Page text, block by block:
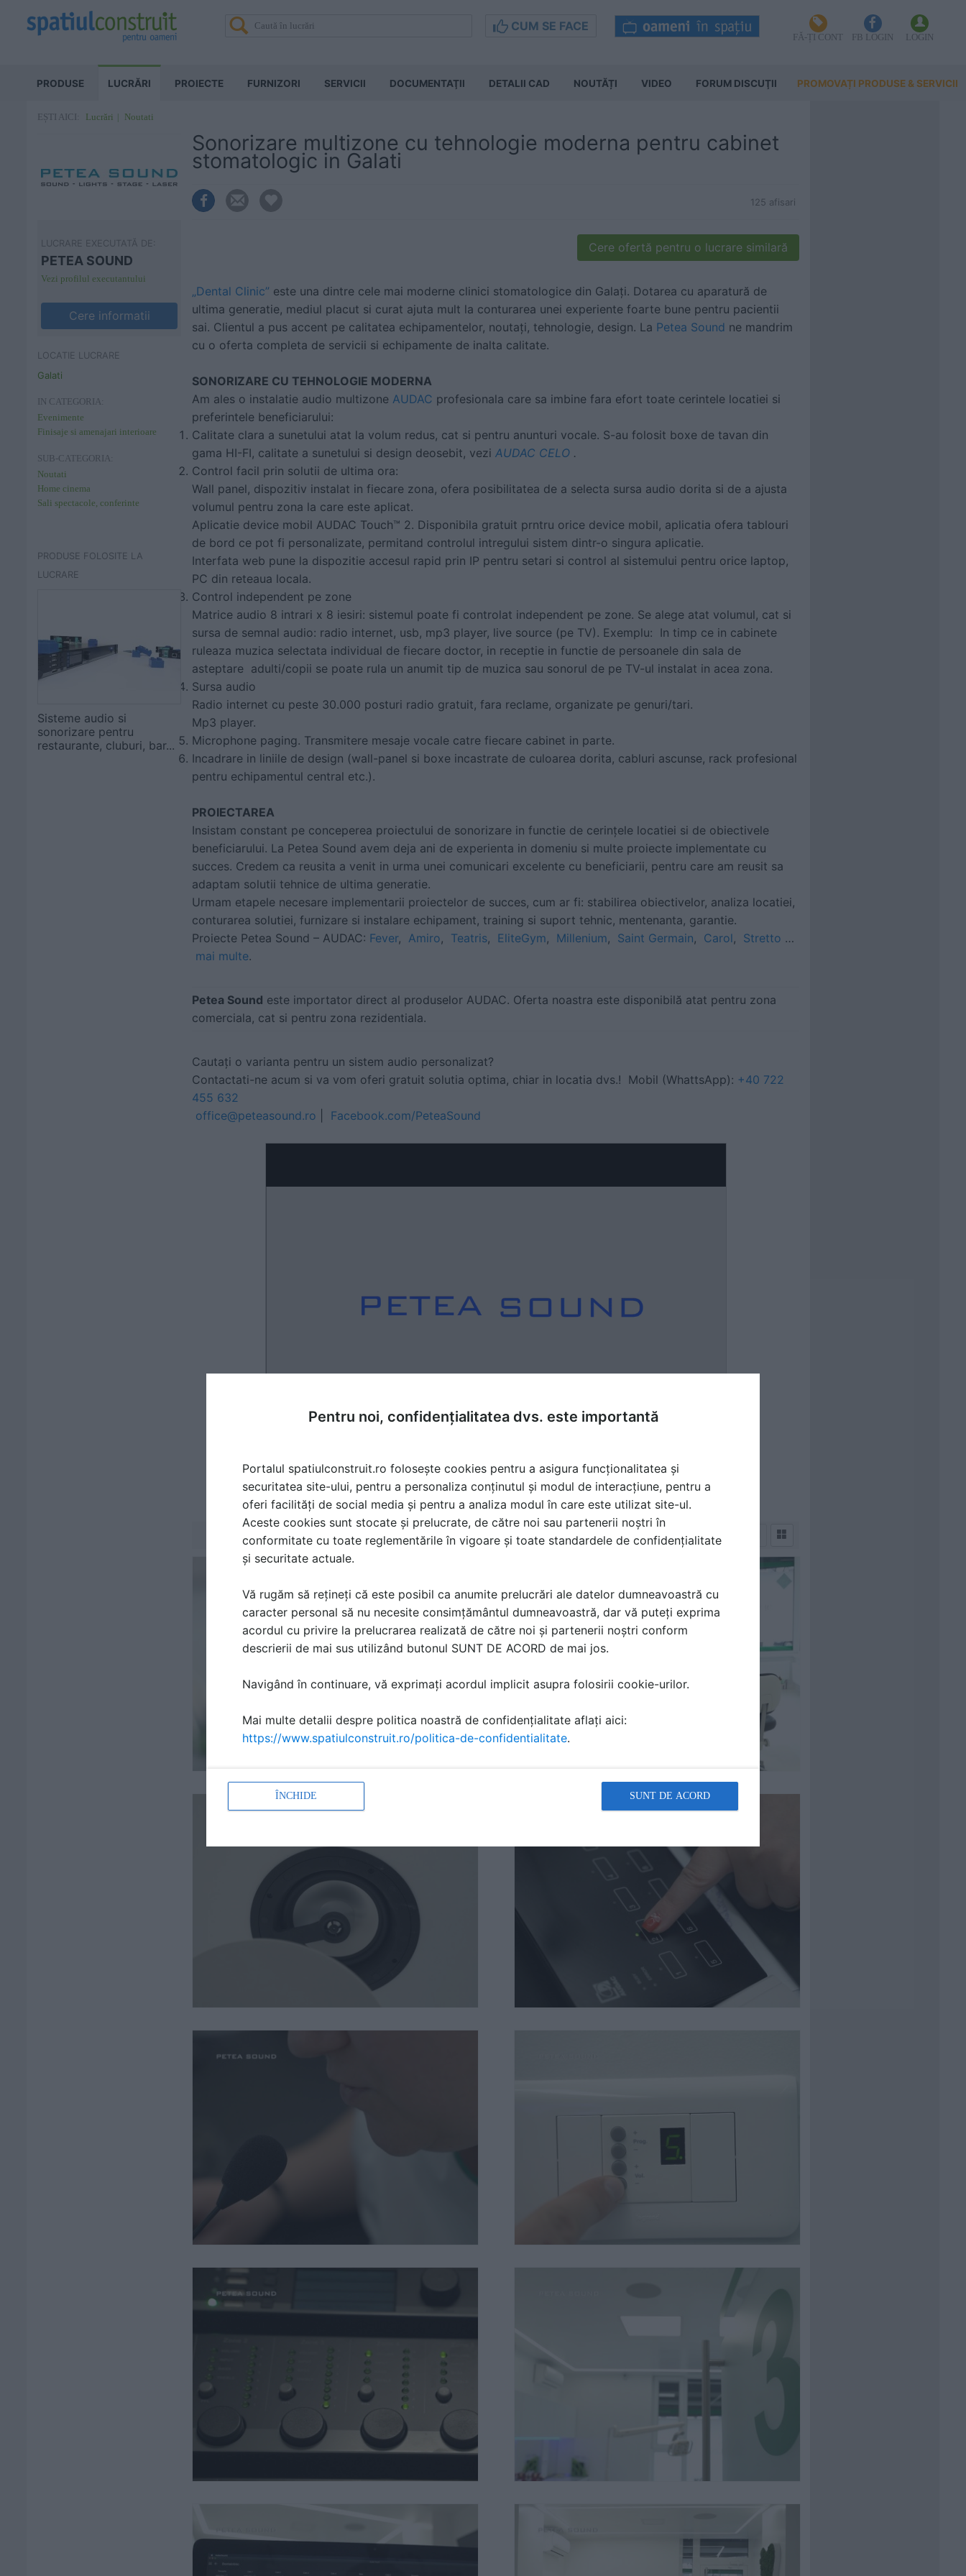
CUM SE FACE
FĂ-ȚI CONT FB LOGIN LOGIN
PRODUSE LUCRĂRI PROIECTE FURNIZORI SERVICII DOCUMENTAŢII DETALII CAD NOUTĂȚI VIDEO FORUM DISCUŢII PROMOVAȚI PRODUSE & SERVICII
EȘTI AICI: Lucrări Noutati
LUCRARE EXECUTATĂ DE:
PETEA SOUND
Vezi profilul executantului
Cere informatii
LOCATIE LUCRARE
Galati
IN CATEGORIA:
Evenimente
Finisaje si amenajari interioare
SUB-CATEGORIA:
Noutati
Home cinema
Sali spectacole, conferinte
PRODUSE FOLOSITE LA
LUCRARE
Sisteme audio si
sonorizare pentru
restaurante, cluburi, bar...
Sonorizare multizone cu tehnologie moderna pentru cabinet
stomatologic in Galati
125 afisari
Cere ofertă pentru o lucrare similară
„Dental Clinic” este una dintre cele mai moderne clinici stomatologice din Galați. Dotarea cu aparatură de
ultima generatie, mediul placut si curat ajuta mult la conturarea unei experiente foarte bune pentru pacientii
sai. Clientul a pus accent pe calitatea echipamentelor, noutați, tehnologie, design. La Petea Sound ne mandrim
cu o oferta completa de servicii si echipamente de inalta calitate.
SONORIZARE CU TEHNOLOGIE MODERNA
Am ales o instalatie audio multizone AUDAC profesionala care sa imbine fara efort toate cerintele locatiei si
preferintele beneficiarului:
Calitate clara a sunetului atat la volum redus, cat si pentru anunturi vocale. S-au folosit boxe de tavan din
gama HI-FI, calitate a sunetului si design deosebit, vezi AUDAC CELO .
Control facil prin solutii de ultima ora:
Wall panel, dispozitiv instalat in fiecare zona, ofera posibilitatea de a selecta sursa audio dorita si de a ajusta
volumul pentru zona la care este aplicat.
Aplicatie device mobil AUDAC Touch™ 2. Disponibila gratuit prntru orice device mobil, aplicatia ofera tablouri
de bord ce pot fi personalizate, permitand controlul intregului sistem dintr-o singura aplicatie.
Interfata web pune la dispozitie accesul rapid prin IP pentru setari si control al sistemului pentru orice laptop,
PC din reteaua locala.
Control independent pe zone
Matrice audio 8 intrari x 8 iesiri: sistemul poate fi controlat independent pe zone. Se alege atat volumul, cat si
sursa de semnal audio: radio internet, usb, mp3 player, live source (pe TV). Exemplu: In timp ce in cabinete
ruleaza muzica selectata individual de fiecare doctor, in receptie in functie de persoanele din sala de
asteptare adulti/copii se poate rula un anumit tip de muzica sau sonorul de pe TV-ul instalat in acea zona.
Sursa audio
Radio internet cu peste 30.000 posturi radio gratuit, fara reclame, organizate pe genuri/tari.
Mp3 player.
Microphone paging. Transmitere mesaje vocale catre fiecare cabinet in parte.
Incadrare in liniile de design (wall-panel si boxe incastrate de culoarea dorita, cabluri ascunse, rack profesional
pentru echipamentul central etc.).
PROIECTAREA
Insistam constant pe conceperea proiectului de sonorizare in functie de cerințele locatiei si de obiectivele
beneficiarului. La Petea Sound avem deja ani de experienta in domeniu si multe proiecte implementate cu
succes. Credem ca reusita a venit in urma unei comunicari excelente cu beneficiarii, pentru care am reusit sa
adaptam solutii tehnice de ultima generatie.
Urmam etapele necesare implementarii proiectelor de succes, cum ar fi: stabilirea obiectivelor, analiza locatiei,
conturarea solutiei, furnizare si instalare echipament, training si suport tehnic, mentenanta, garantie.
Proiecte Petea Sound – AUDAC: Fever, Amiro, Teatris, EliteGym, Millenium, Saint Germain, Carol, Stretto …
mai multe.
Petea Sound este importator direct al produselor AUDAC. Oferta noastra este disponibilă atat pentru zona
comerciala, cat si pentru zona rezidentiala.
Cautați o varianta pentru un sistem audio personalizat?
Contactati-ne acum si va vom oferi gratuit solutia optima, chiar in locatia dvs.! Mobil (WhattsApp): +40 722
455 632
office@peteasound.ro
Facebook.com/PeteaSound
Pentru noi, confidențialitatea dvs. este importantă
Portalul spatiulconstruit.ro folosește cookies pentru a asigura funcționalitatea și
securitatea site-ului, pentru a personaliza conținutul și modul de interacțiune, pentru a
oferi facilități de social media și pentru a analiza modul în care este utilizat site-ul.
Aceste cookies sunt stocate și prelucrate, de către noi sau partenerii noștri în
conformitate cu toate reglementările în vigoare și toate standardele de confidențialitate
și securitate actuale.
Vă rugăm să rețineți că este posibil ca anumite prelucrări ale datelor dumneavoastră cu
caracter personal să nu necesite consimțământul dumneavoastră, dar vă puteți exprima
acordul cu privire la prelucrarea realizată de către noi și partenerii noștri conform
descrierii de mai sus utilizând butonul SUNT DE ACORD de mai jos.
Navigând în continuare, vă exprimați acordul implicit asupra folosirii cookie-urilor.
Mai multe detalii despre politica noastră de confidențialitate aflați aici:
https://www.spatiulconstruit.ro/politica-de-confidentialitate.
ÎNCHIDE SUNT DE ACORD